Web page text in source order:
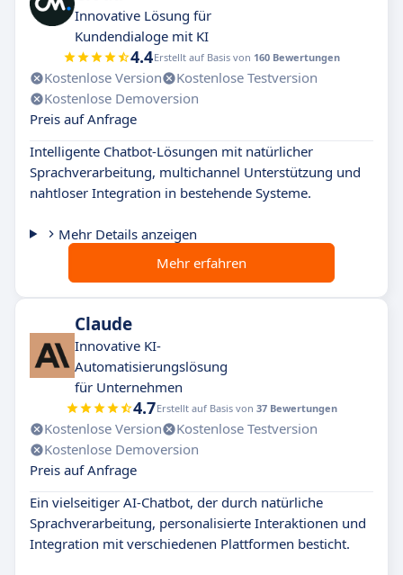
Innovative Lösung für
Kundendialoge mit KI
4.4Erstellt auf Basis von 160 Bewertungen
Kostenlose Version
Kostenlose Testversion
Kostenlose Demoversion
Preis auf Anfrage
Intelligente Chatbot-Lösungen mit natürlicher
Sprachverarbeitung, multichannel Unterstützung und
nahtloser Integration in bestehende Systeme.
Mehr Details anzeigen
Mehr erfahren
Claude
Innovative KI-
Automatisierungslösung
für Unternehmen
4.7Erstellt auf Basis von 37 Bewertungen
Kostenlose Version
Kostenlose Testversion
Kostenlose Demoversion
Preis auf Anfrage
Ein vielseitiger AI-Chatbot, der durch natürliche
Sprachverarbeitung, personalisierte Interaktionen und
Integration mit verschiedenen Plattformen besticht.